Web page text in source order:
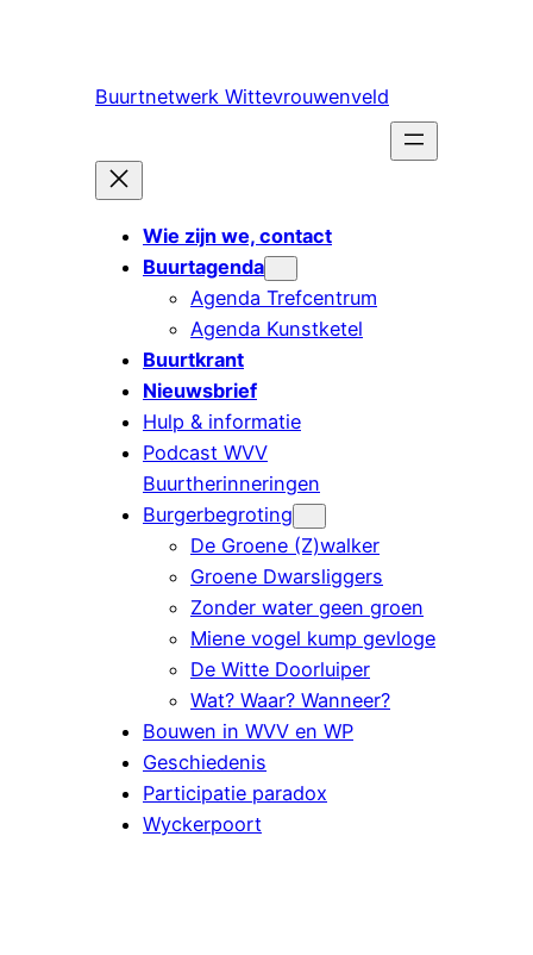
Buurtnetwerk Wittevrouwenveld
Wie zijn we, contact
Buurtagenda
Agenda Trefcentrum
Agenda Kunstketel
Buurtkrant
Nieuwsbrief
Hulp & informatie
Podcast WVV
Buurtherinneringen
Burgerbegroting
De Groene (Z)walker
Groene Dwarsliggers
Zonder water geen groen
Miene vogel kump gevloge
De Witte Doorluiper
Wat? Waar? Wanneer?
Bouwen in WVV en WP
Geschiedenis
Participatie paradox
Wyckerpoort